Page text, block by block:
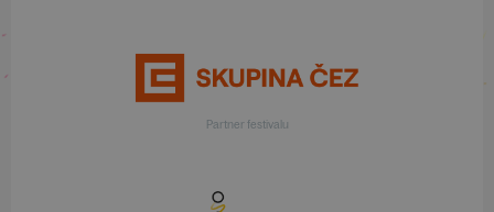
Partner festivalu